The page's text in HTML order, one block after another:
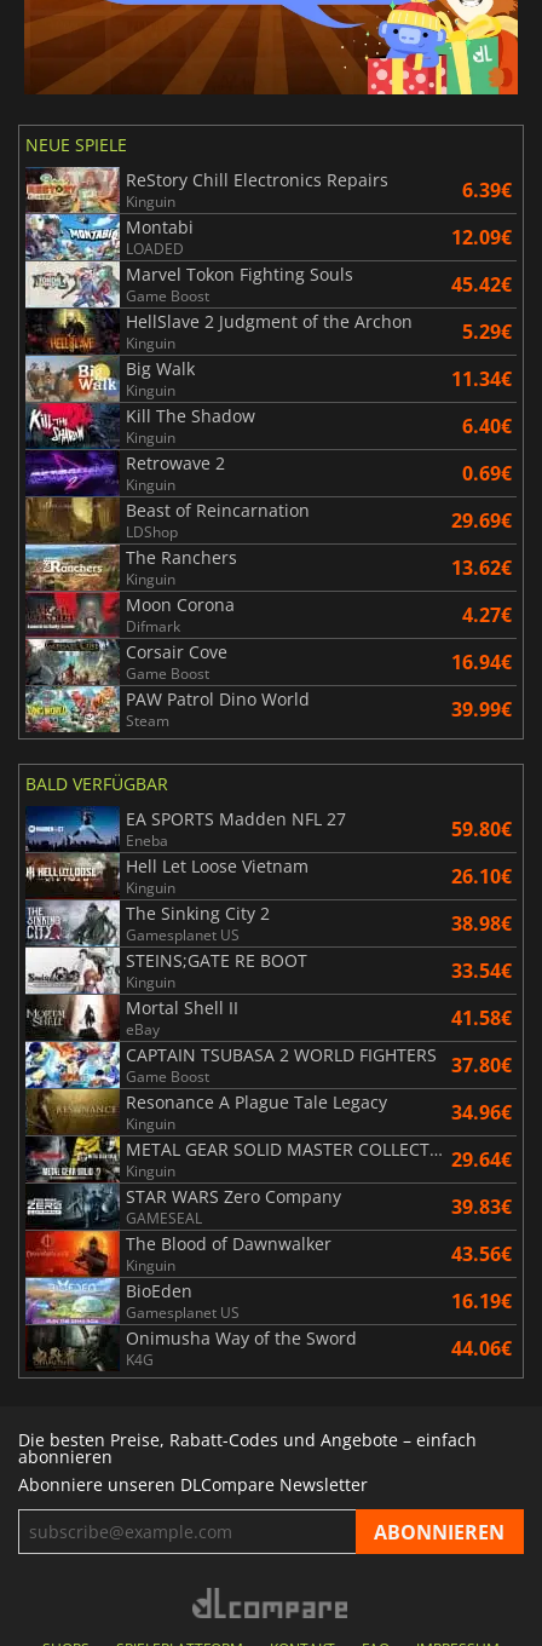
NEUE SPIELE
ReStory Chill Electronics Repairs
Kinguin 6.39€
Montabi
LOADED 12.09€
Marvel Tokon Fighting Souls
Game Boost 45.42€
HellSlave 2 Judgment of the Archon
Kinguin 5.29€
Big Walk
Kinguin 11.34€
Kill The Shadow
Kinguin 6.40€
Retrowave 2
Kinguin 0.69€
Beast of Reincarnation
LDShop 29.69€
The Ranchers
Kinguin 13.62€
Moon Corona
Difmark 4.27€
Corsair Cove
Game Boost 16.94€
PAW Patrol Dino World
Steam 39.99€
BALD VERFÜGBAR
EA SPORTS Madden NFL 27
Eneba 59.80€
Hell Let Loose Vietnam
Kinguin 26.10€
The Sinking City 2
Gamesplanet US 38.98€
STEINS;GATE RE BOOT
Kinguin 33.54€
Mortal Shell II
eBay 41.58€
CAPTAIN TSUBASA 2 WORLD FIGHTERS
Game Boost 37.80€
Resonance A Plague Tale Legacy
Kinguin 34.96€
METAL GEAR SOLID MASTER COLLECTION Vol.2
Kinguin 29.64€
STAR WARS Zero Company
GAMESEAL 39.83€
The Blood of Dawnwalker
Kinguin 43.56€
BioEden
Gamesplanet US 16.19€
Onimusha Way of the Sword
K4G 44.06€
Die besten Preise, Rabatt-Codes und Angebote – einfach
abonnieren
Abonniere unseren DLCompare Newsletter